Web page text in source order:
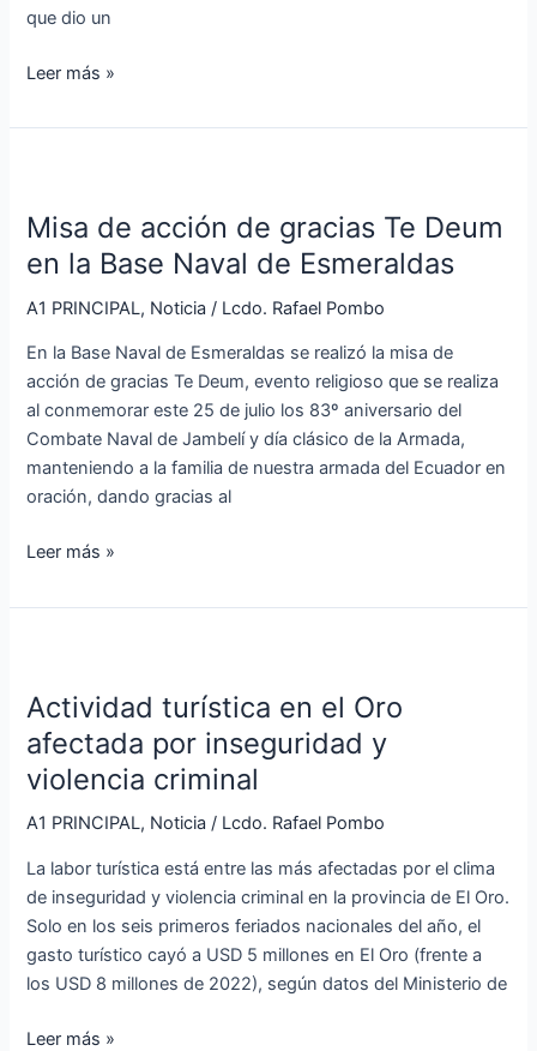
que dio un
Leer más »
Misa de acción de gracias Te Deum
en la Base Naval de Esmeraldas
A1 PRINCIPAL, Noticia / Lcdo. Rafael Pombo
En la Base Naval de Esmeraldas se realizó la misa de
acción de gracias Te Deum, evento religioso que se realiza
al conmemorar este 25 de julio los 83º aniversario del
Combate Naval de Jambelí y día clásico de la Armada,
manteniendo a la familia de nuestra armada del Ecuador en
oración, dando gracias al
acción
de
Te
Deum
la
Base
Esmeraldas
Leer más »
Actividad turística en el Oro
afectada por inseguridad y
violencia criminal
A1 PRINCIPAL, Noticia / Lcdo. Rafael Pombo
La labor turística está entre las más afectadas por el clima
de inseguridad y violencia criminal en la provincia de El Oro.
Solo en los seis primeros feriados nacionales del año, el
gasto turístico cayó a USD 5 millones en El Oro (frente a
los USD 8 millones de 2022), según datos del Ministerio de
en
el
Oro
afectada
por
y
violencia
criminal
Leer más »